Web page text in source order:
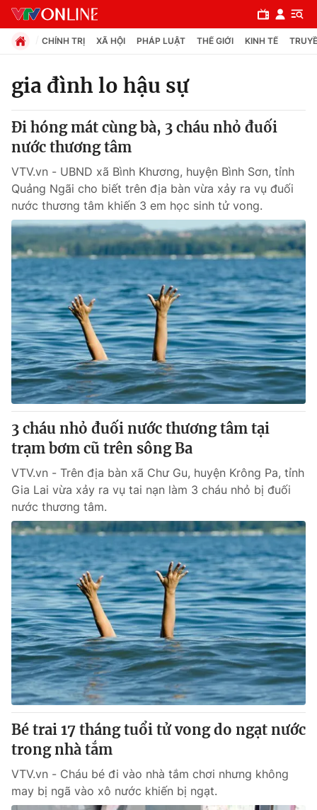
Chuyên mục
Chính trị
Xã hội
Pháp luật
Y tế
Thế giới
Tin tức
Thế giới đó đây
Câu chuyện quốc tế
Kinh tế
Tài chính
Thị trường
Góc doanh nghiệp
Dữ liệu và đời sống
Truyền hình
Phim VTV
Hậu trường
Nhân vật
Khán giả
Giải sao mai
Giải trí
Điện ảnh
Âm nhạc
Sao
Đời sống
Du lịch
Làm đẹp
Chất lượng cuộc sống
Giáo dục
Tuyển sinh
Học trực tuyến
Công nghệ
Hitech Công nghệ tương lai
Sản phẩm
Thị trường
Tư vấn
Giao lưu trực tuyến
Lịch phát sóng
Chuyên mục khác
Emagazine
Photo Infographic
CHÍNH TRỊ XÃ HỘI PHÁP LUẬT THẾ GIỚI KINH TẾ
gia đình lo hậu sự
Đi hóng mát cùng bà, 3 cháu nhỏ đuối
nước thương tâm
VTV.vn - UBND xã Bình Khương, huyện Bình Sơn, tỉnh
Quảng Ngãi cho biết trên địa bàn vừa xảy ra vụ đuối
nước thương tâm khiến 3 em học sinh tử vong.
3 cháu nhỏ đuối nước thương tâm tại
trạm bơm cũ trên sông Ba
VTV.vn - Trên địa bàn xã Chư Gu, huyện Krông Pa, tỉnh
Gia Lai vừa xảy ra vụ tai nạn làm 3 cháu nhỏ bị đuối
nước thương tâm.
Bé trai 17 tháng tuổi tử vong do ngạt nước
trong nhà tắm
VTV.vn - Cháu bé đi vào nhà tắm chơi nhưng không
may bị ngã vào xô nước khiến bị ngạt.